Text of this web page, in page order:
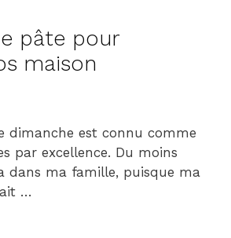
pâte pour
maison
dimanche est connu comme
par excellence. Du moins
dans ma famille, puisque ma
…